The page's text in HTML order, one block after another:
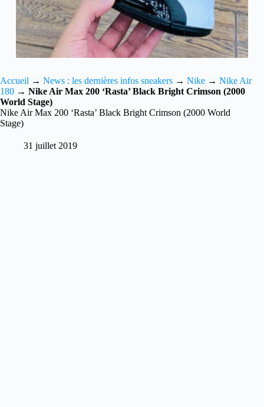
Accueil → News : les dernières infos sneakers → Nike → Nike Air
180 → Nike Air Max 200 ‘Rasta’ Black Bright Crimson (2000
World Stage)
Nike Air Max 200 ‘Rasta’ Black Bright Crimson (2000 World
Stage)
31 juillet 2019